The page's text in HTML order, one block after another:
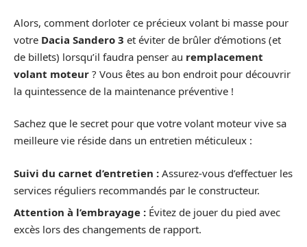
Alors, comment dorloter ce précieux volant bi masse pour
votre Dacia Sandero 3 et éviter de brûler d’émotions (et
de billets) lorsqu’il faudra penser au remplacement
volant moteur ? Vous êtes au bon endroit pour découvrir
la quintessence de la maintenance préventive !
Sachez que le secret pour que votre volant moteur vive sa
meilleure vie réside dans un entretien méticuleux :
Suivi du carnet d’entretien : Assurez-vous d’effectuer les
services réguliers recommandés par le constructeur.
Attention à l’embrayage : Évitez de jouer du pied avec
excès lors des changements de rapport.